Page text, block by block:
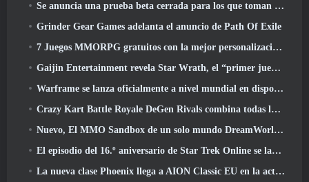
Se anuncia una prueba beta cerrada para los que toman tiempo en juegos de disparos en tercera persona
Grinder Gear Games adelanta el anuncio de Path Of Exile
7 Juegos MMORPG gratuitos con la mejor personalización de personajes
Gaijin Entertainment revela Star Wrath, el “primer juego de acción de extracción espacial”
Warframe se lanza oficialmente a nivel mundial en dispositivos Android
Crazy Kart Battle Royale DeGen Rivals combina todas las cosas que probablemente no sabías que querías combinadas
Nuevo, El MMO Sandbox de un solo mundo DreamWorld llegará al acceso anticipado de Steam
El episodio del 16.º aniversario de Star Trek Online se lanza como parte de la actualización "Corrupción"
La nueva clase Phoenix llega a AION Classic EU en la actualización 'Ignite'